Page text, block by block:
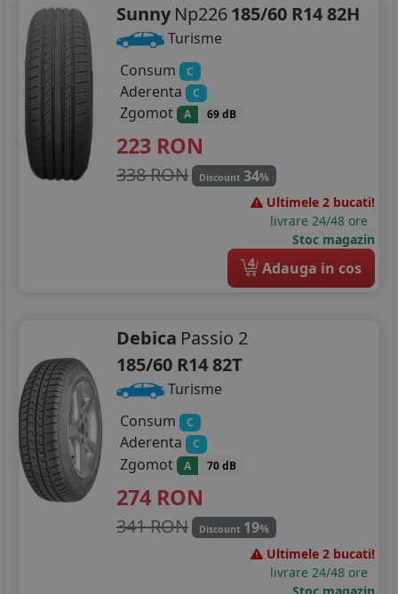
Sunny Np226185/60 R14 82H
Turisme
Consum
C
Aderenta C
Zgomot A 69 dB
223 RON
338 RON Discount 34%
Ultimele 2 bucati!
livrare 24/48 ore
Stoc magazin
4 Adauga in cos
Debica Passio 2
185/60 R14 82T
Turisme
Consum
C
Aderenta C
Zgomot A 70 dB
274 RON
341 RON Discount 19%
Ultimele 2 bucati!
livrare 24/48 ore